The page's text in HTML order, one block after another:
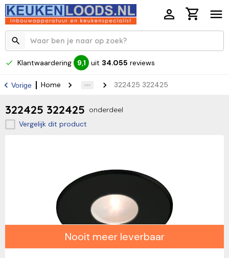
Klantwaardering 9,1 uit 34.055 reviews
Vorige Home 322425 322425
322425 322425 onderdeel
Vergelijk dit product
Nooit meer leverbaar